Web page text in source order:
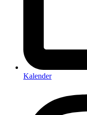
Kalender